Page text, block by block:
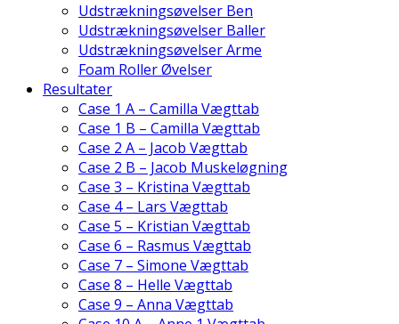
Udstrækningsøvelser Ben
Udstrækningsøvelser Baller
Udstrækningsøvelser Arme
Foam Roller Øvelser
Resultater
Case 1 A – Camilla Vægttab
Case 1 B – Camilla Vægttab
Case 2 A – Jacob Vægttab
Case 2 B – Jacob Muskeløgning
Case 3 – Kristina Vægttab
Case 4 – Lars Vægttab
Case 5 – Kristian Vægttab
Case 6 – Rasmus Vægttab
Case 7 – Simone Vægttab
Case 8 – Helle Vægttab
Case 9 – Anna Vægttab